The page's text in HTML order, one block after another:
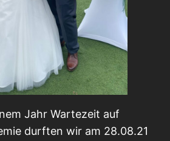
Jahr Wartezeit auf
durften wir am 28.08.21